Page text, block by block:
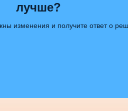
лучше?
изменения и получите ответ о